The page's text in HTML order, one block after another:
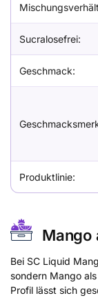
Sucralosefrei:
Geschmack:
Produktlinie:
Mango
Bei SC Liquid
sondern Mango
Profil lässt sich